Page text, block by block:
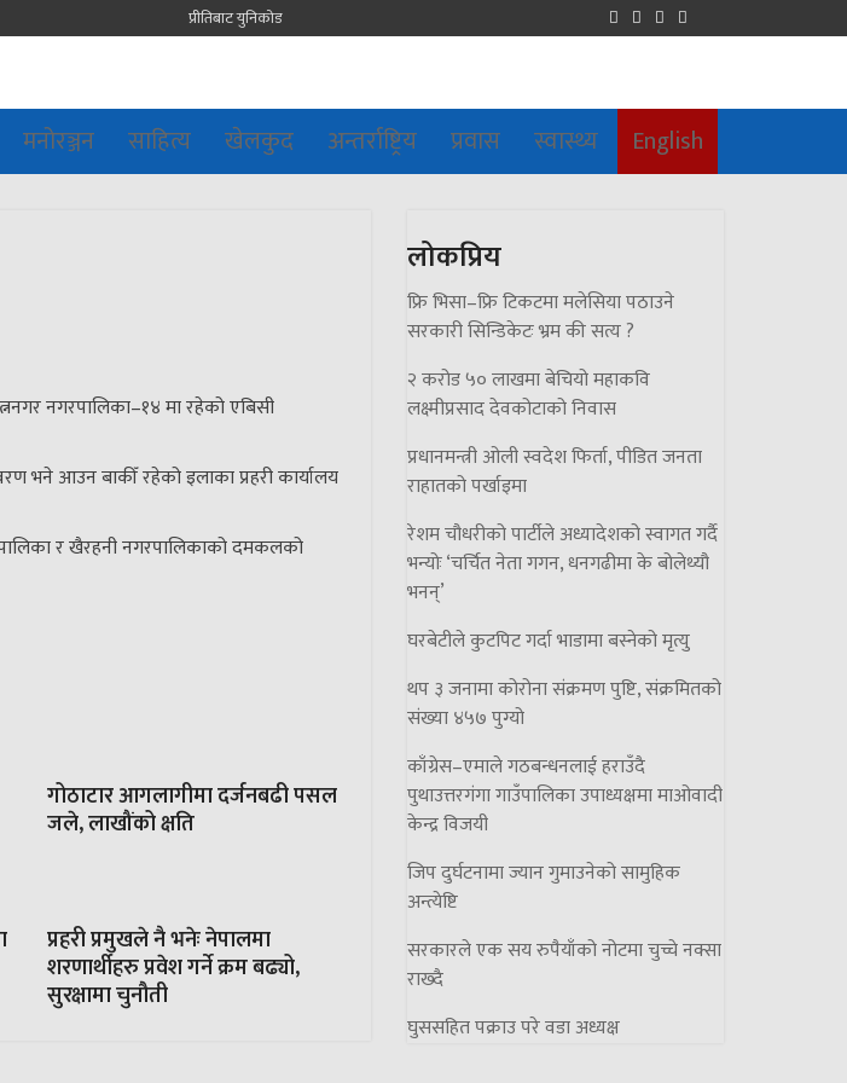
प्रीतिबाट युनिकोड
मनोरञ्जन साहित्य खेलकुद अन्तर्राष्ट्रिय प्रवास स्वास्थ्य English
नगरपालिका–१४ मा रहेको एबिसी
भने आउन बाकीँ रहेको इलाका प्रहरी कार्यालय
र खैरहनी नगरपालिकाको दमकलको
गोठाटार आगलागीमा दर्जनबढी पसल
जले, लाखौंको क्षति
प्रहरी प्रमुखले नै भनेः नेपालमा
शरणार्थीहरु प्रवेश गर्ने क्रम बढ्यो,
सुरक्षामा चुनौती
लोकप्रिय
फ्रि भिसा–फ्रि टिकटमा मलेसिया पठाउने
सरकारी सिन्डिकेटः भ्रम की सत्य ?
२ करोड ५० लाखमा बेचियो महाकवि
लक्ष्मीप्रसाद देवकोटाको निवास
प्रधानमन्त्री ओली स्वदेश फिर्ता, पीडित जनता
राहातको पर्खाइमा
रेशम चौधरीको पार्टीले अध्यादेशको स्वागत गर्दै
भन्योः ‘चर्चित नेता गगन, धनगढीमा के बोलेथ्यौ
भनन्’
घरबेटीले कुटपिट गर्दा भाडामा बस्नेको मृत्यु
थप ३ जनामा कोरोना संक्रमण पुष्टि, संक्रमितको
संख्या ४५७ पुग्यो
काँग्रेस–एमाले गठबन्धनलाई हराउँदै
पुथाउत्तरगंगा गाउँपालिका उपाध्यक्षमा माओवादी
केन्द्र विजयी
जिप दुर्घटनामा ज्यान गुमाउनेको सामुहिक
अन्त्येष्टि
सरकारले एक सय रुपैयाँको नोटमा चुच्चे नक्सा
राख्दै
घुससहित पक्राउ परे वडा अध्यक्ष